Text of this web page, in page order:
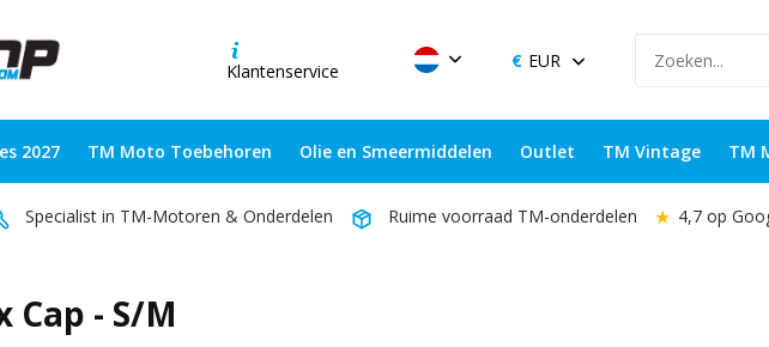
Klantenservice EUR
2027 TM Moto Toebehoren Olie en Smeermiddelen Outlet TM Vintage TM
Specialist in TM-Motoren & Onderdelen Ruime voorraad TM-onderdelen ★ 4,7 op
Cap - S/M